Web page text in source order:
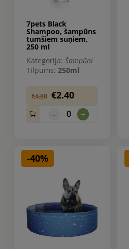
7pets Black
Shampoo, šampūns
tumšiem suņiem,
250 ml
Kategorija: Šampūni
Tilpums: 250ml
€4.80 €2.40
- 0 +
-40%